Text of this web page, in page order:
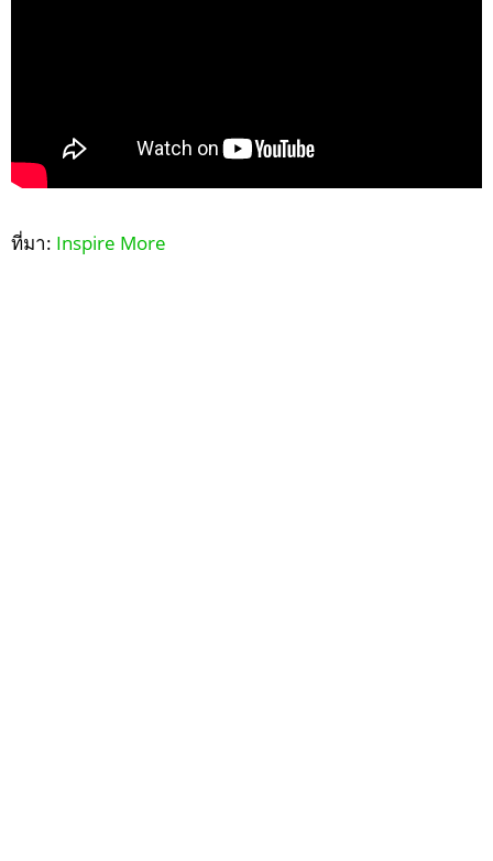
ที่มา: Inspire More